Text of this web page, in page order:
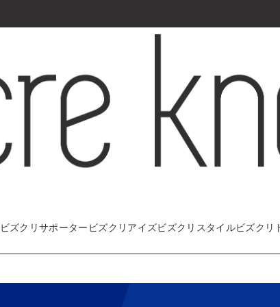
ビズクリサポーター ビズクリアイズビズクリスタイルビズクリ